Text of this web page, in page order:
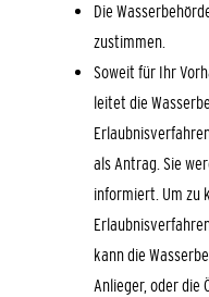
Die
zustimmen.
Soweit für Ihr
leitet die
als Antrag. Sie
informiert. Um zu
kann die
Anlieger, oder die